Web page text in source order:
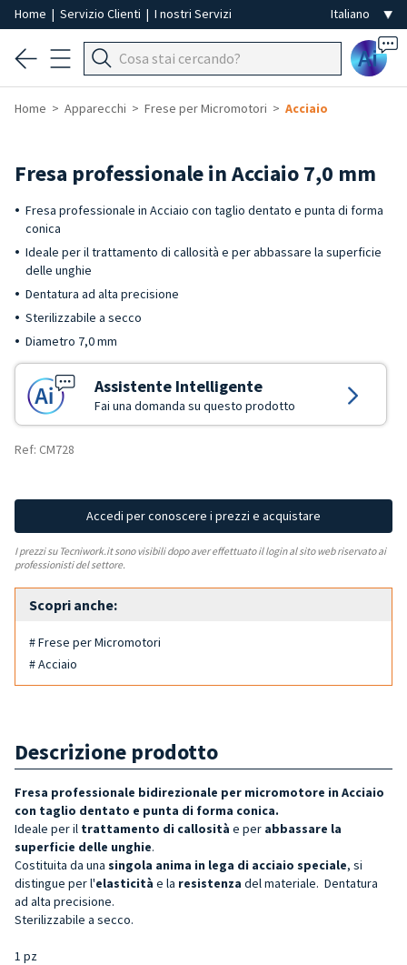
Home | Servizio Clienti | I nostri Servizi
Ai
Home Apparecchi Frese per Micromotori Acciaio
Fresa professionale in Acciaio 7,0 mm
Fresa professionale in Acciaio con taglio dentato e punta di forma
conica
Ideale per il trattamento di callosità e per abbassare la superficie
delle unghie
Dentatura ad alta precisione
Sterilizzabile a secco
Diametro 7,0 mm
Assistente Intelligente
Fai una domanda su questo prodotto
Ref: CM728
Accedi per conoscere i prezzi e acquistare
I prezzi su Tecniwork.it sono visibili dopo aver effettuato il login al sito web riservato ai
professionisti del settore.
Scopri anche:
# Frese per Micromotori
# Acciaio
Descrizione prodotto
Fresa professionale bidirezionale per micromotore in Acciaio
con taglio dentato e punta di forma conica.
Ideale per il trattamento di callosità e per abbassare la
superficie delle unghie.
Costituita da una singola anima in lega di acciaio speciale, si
distingue per l'elasticità e la resistenza del materiale. Dentatura
ad alta precisione.
Sterilizzabile a secco.
1 pz